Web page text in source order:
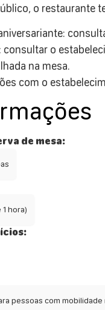
o restaurante
consultar o
na mesa.
com o
de mesa:
hora)
pessoas com mobilidade